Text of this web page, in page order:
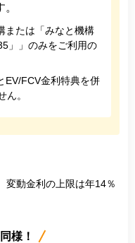
または「みなと機構
」」のみをご利用の
EV/FCV金利特典を併
ん。
変動金利の上限は年14％
様！